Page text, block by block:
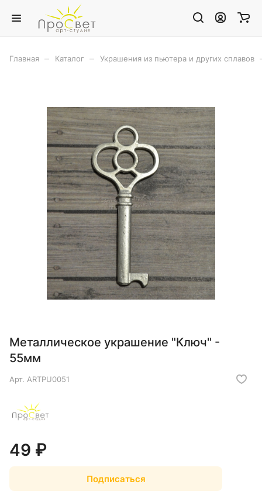
Главная Каталог Украшения из пьютера и других сплавов
Металлическое украшение "Ключ" -
55мм
Арт. ARTPU0051
49 ₽
Подписаться